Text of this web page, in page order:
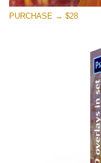
PURCHASE → $28